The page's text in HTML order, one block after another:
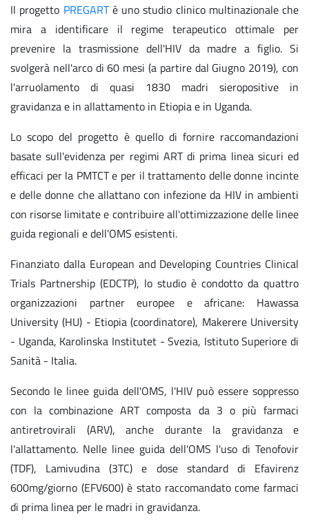
Il progetto PREGARTè uno studio clinico multinazionale che
mira a identificare il regime terapeutico ottimale per
prevenire la trasmissione dell'HIV da madre a figlio. Si
svolgerà nell'arco di 60 mesi (a partire dal Giugno 2019), con
l'arruolamento di quasi 1830 madri sieropositive in
gravidanza e in allattamento in Etiopia e in Uganda.
Lo scopo del progetto è quello di fornire raccomandazioni
basate sull'evidenza per regimi ART di prima linea sicuri ed
efficaci per la PMTCT e per il trattamento delle donne incinte
e delle donne che allattano con infezione da HIV in ambienti
con risorse limitate e contribuire all'ottimizzazione delle linee
guida regionali e dell'OMS esistenti.
Finanziato dalla European and Developing Countries Clinical
Trials Partnership (EDCTP), lo studio è condotto da quattro
organizzazioni partner europee e africane: Hawassa
University (HU) - Etiopia (coordinatore), Makerere University
- Uganda, Karolinska Institutet - Svezia, Istituto Superiore di
Sanità - Italia.
Secondo le linee guida dell'OMS, l'HIV può essere soppresso
con la combinazione ART composta da 3 o più farmaci
antiretrovirali (ARV), anche durante la gravidanza e
l'allattamento. Nelle linee guida dell'OMS l'uso di Tenofovir
(TDF), Lamivudina (3TC) e dose standard di Efavirenz
600mg/giorno (EFV600) è stato raccomandato come farmaci
di prima linea per le madri in gravidanza.